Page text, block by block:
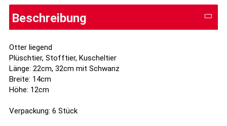
Beschreibung
Otter liegend
Plüschtier, Stofftier, Kuscheltier
Länge: 22cm, 32cm mit Schwanz
Breite: 14cm
Höhe: 12cm
Verpackung: 6 Stück